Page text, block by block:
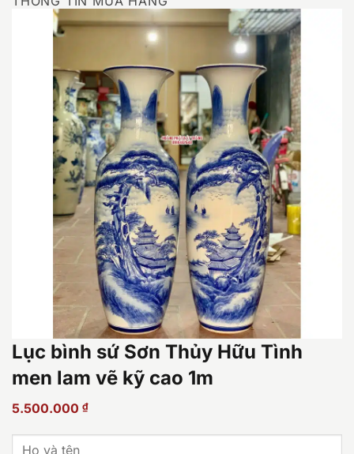
Lục bình sứ Sơn Thủy Hữu Tình
men lam vẽ kỹ cao 1m
5.500.000 ₫